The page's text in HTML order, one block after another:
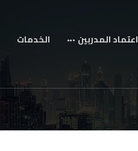
اعتماد المدربين الخدمات